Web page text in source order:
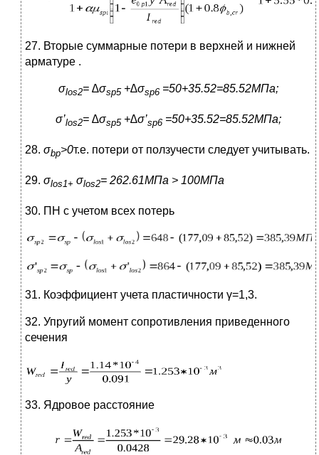
27. Вторые суммарные потери в верхней и нижней
арматуре .
σlos2= ∆σsp5+∆σsp6 =50+35.52=85.52МПа;
σ’los2= ∆σsp5+∆σ’sp6 =50+35.52=85.52МПа;
28. σbp>0т.е. потери от ползучести следует учитывать.
29. σlos1+ σlos2= 262.61МПа > 100МПа
30. ПН с учетом всех потерь
31. Коэффициент учета пластичности γ=1,3.
32. Упругий момент сопротивления приведенного
сечения
33. Ядровое расстояние